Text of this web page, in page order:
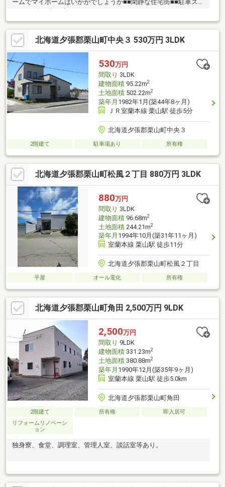
ームでマイホームはいかがでしょうか■■閑静な住宅街■■駐車スペ
北海道夕張郡栗山町中央３ 530万円 3LDK
530万円
間取り 3LDK
建物面積95.22m2
土地面積502.22m2
築年月 1982年1月(築44年8ヶ月)
ＪＲ室蘭本線 栗山駅 徒歩5分
北海道夕張郡栗山町中央３
2階建て 駐車場あり 所有権
北海道夕張郡栗山町松風２丁目 880万円 3LDK
880万円
間取り 3LDK
建物面積96.68m2
土地面積244.21m2
築年月 1994年10月(築31年11ヶ月)
室蘭本線 栗山駅 徒歩11分
北海道夕張郡栗山町松風２丁目
平屋 オール電化 所有権
北海道夕張郡栗山町角田 2,500万円 9LDK
2,500万円
間取り 9LDK
建物面積331.23m2
土地面積380.88m2
築年月 1990年12月(築35年9ヶ月)
室蘭本線 栗山駅 徒歩5.0km
北海道夕張郡栗山町角田
2階建て 所有権
即入居可
リフォームリノベーシ
ョン
独身寮、食堂、調理室、管理人室、談話室等あり。